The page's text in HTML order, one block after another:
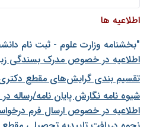
اطلاعیه ها
"بخشنامه وزارت علوم - ثبت نام
اطلاعیه در خصوص مدرک بسندگی
تقسیم بندی گرایش‌های مقطع
شيوه نامه نگارش پايان نامه/رساله
اطلاعیه در خصوص ارسال فرم